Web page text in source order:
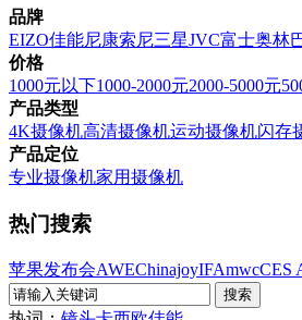
品牌
EIZO佳能尼康索尼三星JVC富士奥林
价格
1000元以下1000-2000元2000-5000元
产品类型
4K摄像机高清摄像机运动摄像机闪存
产品定位
专业摄像机家用摄像机
热门搜索
苹果发布会AWEChinajoyIFAmwcCES